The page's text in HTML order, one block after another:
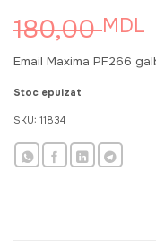
180,00MDL
Email Maxima PF266
Stoc epuizat
SKU: 11834